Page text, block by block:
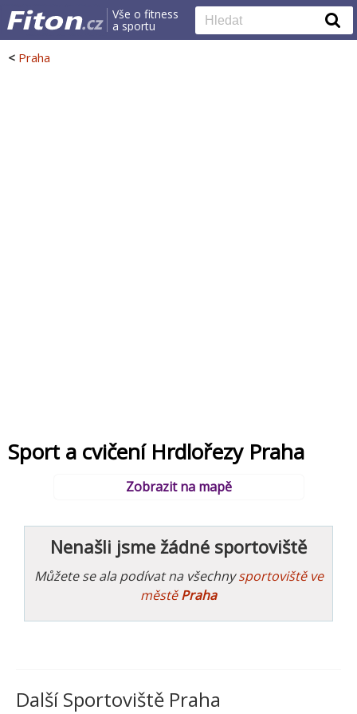
Vše o fitness
a sportu
< Praha
Sport a cvičení Hrdlořezy Praha
Zobrazit na mapě
Nenašli jsme žádné sportoviště
Můžete se ala podívat na všechnysportoviště ve
městěPraha
Další Sportoviště Praha